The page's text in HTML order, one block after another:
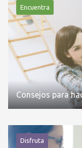
Encuentra
Consejos para
Disfruta